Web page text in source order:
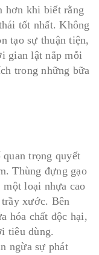
hơn khi biết rằng
tốt nhất. Không
tạo sự thuận tiện,
gian lật nắp mỗi
trong những bữa
trọng quyết
Thùng đựng gạo
loại nhựa cao
xước. Bên
hóa chất độc hại,
tiêu dùng.
ngừa sự phát